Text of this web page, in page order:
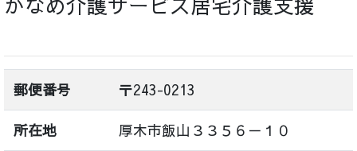
郵便番号 〒243-0213
所在地 厚木市飯山３３５６－１０